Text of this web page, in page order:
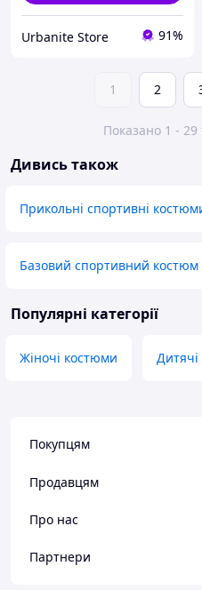
Urbanite Store 91%
1 2
Показано 1 - 29
Дивись також
Прикольні спортивні
Базовий спортивний костюм
Популярні категорії
Жіночі костюми
Покупцям
Продавцям
Про нас
Партнери